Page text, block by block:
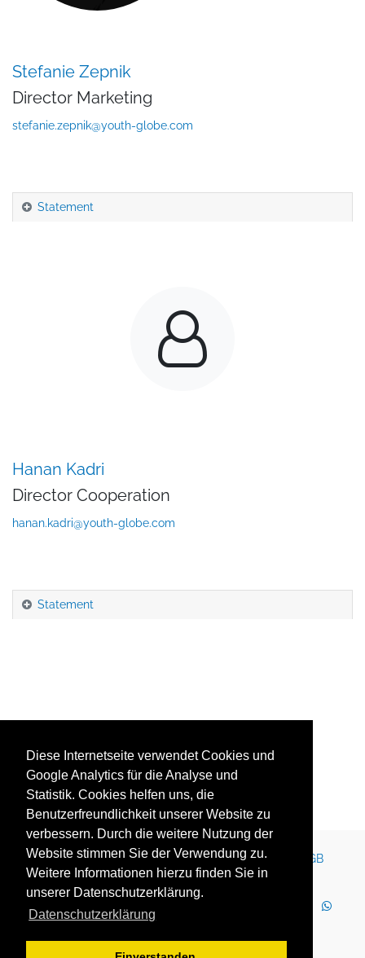
Diese Internetseite verwendet Cookies und
Google Analytics für die Analyse und
Statistik. Cookies helfen uns, die
Benutzerfreundlichkeit unserer Website zu
verbessern. Durch die weitere Nutzung der
Website stimmen Sie der Verwendung zu.
Weitere Informationen hierzu finden Sie in
unserer Datenschutzerklärung.
Datenschutzerklärung
Stefanie Zepnik
Director Marketing
stefanie.zepnik@youth-globe.com
Statement
Hanan Kadri
Director Cooperation
hanan.kadri@youth-globe.com
Statement
Zurück zur Übersicht
Kontakt Impressum Newsletter Karriere
AGB
Datenschutz
Nutzungsbedingungen
WhatsApp
2025 Copyright © YOUTH GLOBE Europa GmbH